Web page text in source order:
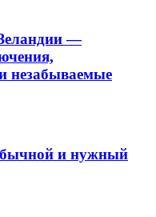
—
незабываемые
и нужный